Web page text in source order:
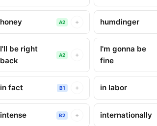
honey A2 + humdinger
I'll be right
back
A2 +
I'm gonna be
fine
in fact B1 + in labor
intense B2 + internationally